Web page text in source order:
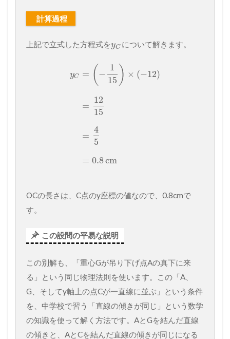
計算過程
上記で立式した方程式をyC について解きます。
yC = ( −
1
15 ) × (−12)
=
12
15
=
4
5
= 0.8 cm
OCの長さは、C点のy座標の値なので、0.8cmで
す。
この設問の平易な説明
この別解も、「重心Gが吊り下げ点Aの真下に来
る」という同じ物理法則を使います。この「A、
G、そしてy軸上の点Cが一直線に並ぶ」という条件
を、中学校で習う「直線の傾きが同じ」という数学
の知識を使って解く方法です。AとGを結んだ直線
の傾きと、AとCを結んだ直線の傾きが同じになる